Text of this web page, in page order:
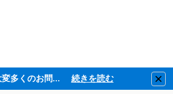
ただいま大変多くのお問い合わせをいただいており、ご連絡までにお時間を頂戴しております 続きを読む